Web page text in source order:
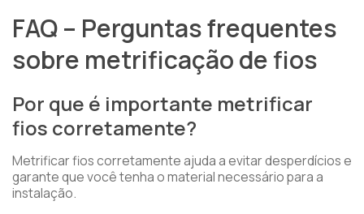
FAQ – Perguntas frequentes
sobre metrificação de fios
Por que é importante metrificar
fios corretamente?
Metrificar fios corretamente ajuda a evitar desperdícios e
garante que você tenha o material necessário para a
instalação.